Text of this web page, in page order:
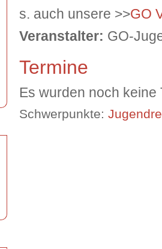
s. auch unsere >>GO
Veranstalter: GO-
Termine
Es wurden noch keine
Schwerpunkte: